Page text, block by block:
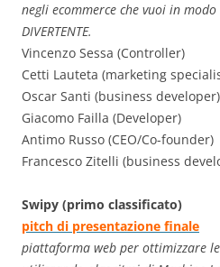
negli ecommerce che vuoi in modo
DIVERTENTE.
Vincenzo Sessa (Controller)
Cetti Lauteta (marketing
Oscar Santi (business developer)
Giacomo Failla (Developer)
Antimo Russo (CEO/Co-founder)
Francesco Zitelli (business
Swipy (primo classificato)
pitch di presentazione finale
piattaforma web per ottimizzare